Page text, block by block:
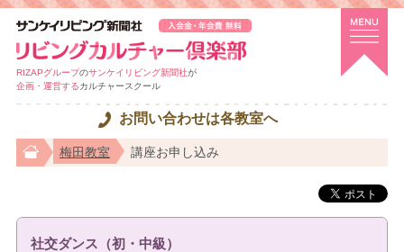
RIZAPグループのサンケイリビング新聞社が
企画・運営するカルチャースクール
お問い合わせは各教室へ
梅田教室 講座お申し込み
社交ダンス（初・中級）